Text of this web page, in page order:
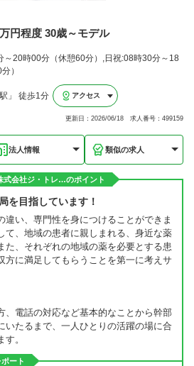
万円程度 30歳～モデル
～20時00分（休憩60分）,日祝:08時30分～18
）
」 徒歩1分 アクセス
更新日：2026/06/18 求人番号：499159
法人情報 類似の求人
会社ジ・トレ…のポイント
を目指しています！
違い、専門性を身につけることができま
て、地域の患者に親しまれる、身近な薬
た、それぞれの地域の薬を必要とする患
方に満足してもらうことを第一に考えサ
、電話の対応など基本的なことから幹部
いたるまで、一人ひとりの活躍の場に合
。
ート